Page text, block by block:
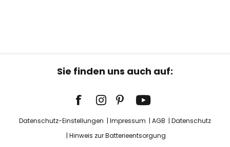
Sie finden uns auch auf:
Datenschutz-Einstellungen Impressum AGB
Datenschutz
Hinweis zur Batterieentsorgung